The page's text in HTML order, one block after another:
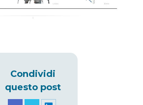
Condividi
questo post